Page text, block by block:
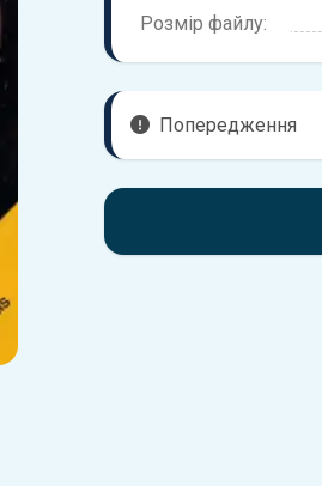
Розмір файлу:
Попередження
Перед завантаженням
надані в книзі.